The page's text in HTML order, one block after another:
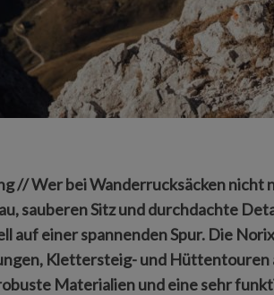
// Wer bei Wanderrucksäcken nicht
sauberen Sitz und durchdachte
auf einer spannenden Spur. Die
Klettersteig- und Hüttentouren
Materialien und eine sehr